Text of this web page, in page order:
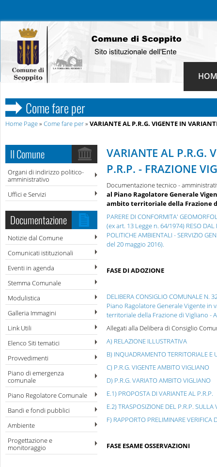
Come fare per
Home Page» Come fare per» VARIANTE AL P.R.G. VIGENTE IN
Il Comune
Organi di indirizzo politico-
amministrativo
Uffici e Servizi
Documentazione
Notizie dal Comune
Comunicati istituzionali
Eventi in agenda
Stemma Comunale
Modulistica
Galleria Immagini
Link Utili
Elenco Siti tematici
Provvedimenti
Piano di emergenza
comunale
Piano Regolatore Comunale
Bandi e fondi pubblici
Ambiente
Progettazione e
monitoraggio
VARIANTE AL P.R.G.
P.R.P. - FRAZIONE
Documentazione tecnico -
al Piano Ragolatore Generale
ambito territoriale della Frazione
PARERE DI CONFORMITA'
(ex art. 13 Legge n. 64/1974) RESO DAL
POLITICHE AMBIENTALI - SERVIZIO
del 20 maggio 2016).
FASE DI ADOZIONE
DELIBERA CONSIGLIO COMUNALE N.
Piano Ragolatore Generale Vigente in
territoriale della Frazione di Vigliano -
Allegati alla Delibera di Consiglio
A) RELAZIONE ILLUSTRATIVA
B) INQUADRAMENTO TERRITORIALE E
C) P.R.G. VIGENTE AMBITO VIGLIANO
D) P.R.G. VARIATO AMBITO VIGLIANO
E.1) PROPOSTA DI VARIANTE AL P.R.P.
E.2) TRASPOSIZIONE DEL P.R.P. SULLA
F) RAPPORTO PRELIMINARE VERIFICA
FASE ESAME OSSERVAZIONI